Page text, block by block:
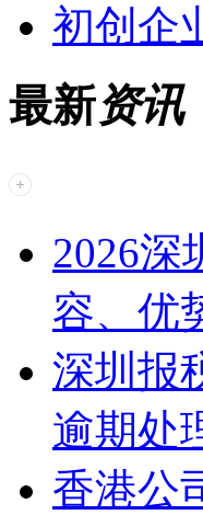
初创企
最新资讯
2026深
容、优
深圳报
逾期处
香港公